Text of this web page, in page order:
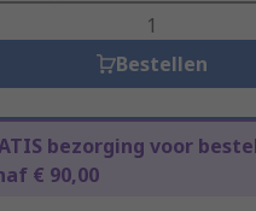
Bestellen
bezorging voor
€ 90,00